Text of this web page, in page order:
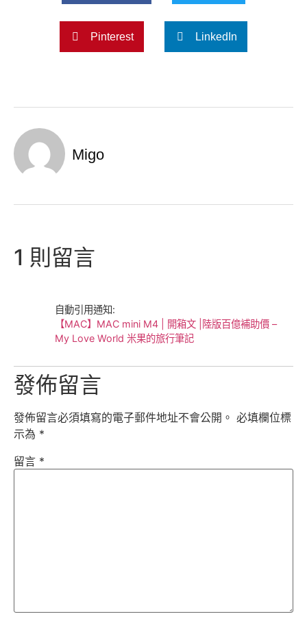
Pinterest LinkedIn
Migo
1 則留言
自動引用通知:
【MAC】MAC mini M4 | 開箱文 |陸版百億補助價 –
My Love World 米果的旅行筆記
發佈留言
發佈留言必須填寫的電子郵件地址不會公開。 必填欄位標
示為 *
留言 *